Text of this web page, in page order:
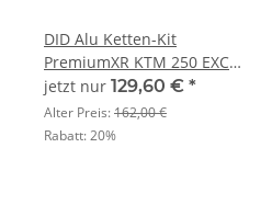
DID Alu Ketten-Kit
PremiumXR KTM 250 EXC
Racing Bj. 04-06
jetzt nur 129,60 € *
Alter Preis:162,00 €
Rabatt:20%